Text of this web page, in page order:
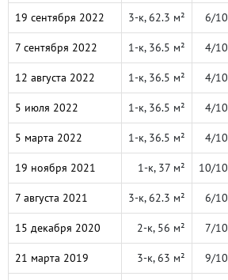
19 сентября 2022 3-к, 62.3 м² 6/10
7 сентября 2022 1-к, 36.5 м² 4/10
12 августа 2022 1-к, 36.5 м² 4/10
5 июля 2022 1-к, 36.5 м² 4/10
5 марта 2022 1-к, 36.5 м² 4/10
19 ноября 2021 1-к, 37 м² 10/10
7 августа 2021 3-к, 62.3 м² 6/10
15 декабря 2020 2-к, 56 м² 7/10
21 марта 2019 3-к, 63 м² 9/10